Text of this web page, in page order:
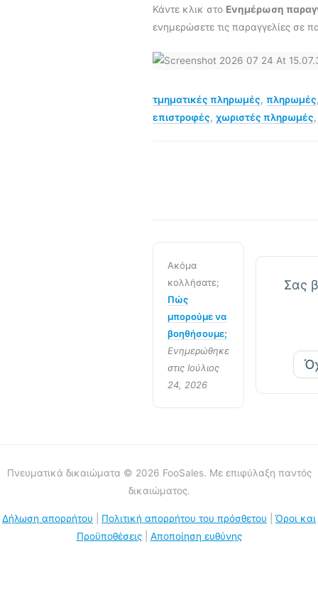
Κάντε κλικ στο Ενημέρωση
ενημερώσετε τις παραγγελίες σε
τμηματικές πληρωμές, πληρωμές
επιστροφές, χωριστές πληρωμές
Ακόμα
κολλήσατε;
Πώς
μπορούμε να
βοηθήσουμε;
Ενημερώθηκε
στις Ιούλιος
24, 2026
Σας
Πνευματικά δικαιώματα © 2026 FooSales. Με επιφύλαξη παντός
δικαιώματος.
Δήλωση απορρήτου Πολιτική απορρήτου του πρόσθετου
Όροι και
Προϋποθέσεις| Αποποίηση ευθύνης